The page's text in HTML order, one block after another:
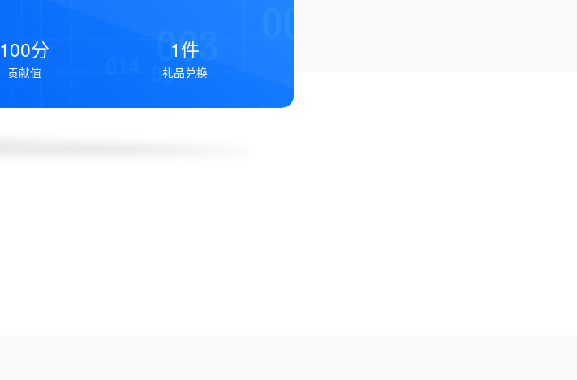
100分
贡献值
1件
礼品兑换